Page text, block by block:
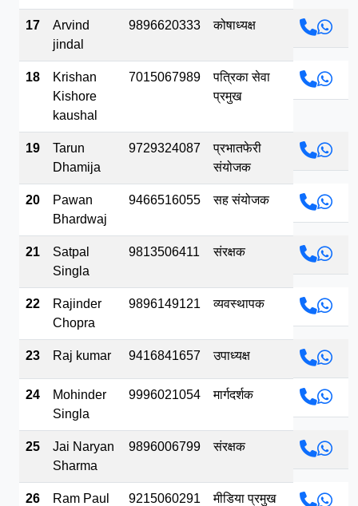
17
Arvind
jindal
9896620333 कोषाध्यक्ष
18
Krishan
Kishore
kaushal
7015067989
पत्रिका सेवा
प्रमुख
19
Tarun
Dhamija
9729324087
प्रभातफेरी
संयोजक
20
Pawan
Bhardwaj
9466516055 सह संयोजक
21
Satpal
Singla
9813506411 संरक्षक
22
Rajinder
Chopra
9896149121 व्यवस्थापक
23 Raj kumar 9416841657 उपाध्यक्ष
24
Mohinder
Singla
9996021054 मार्गदर्शक
25
Jai Naryan
Sharma
9896006799 संरक्षक
26
Ram Paul
9215060291 मीडिया प्रमुख